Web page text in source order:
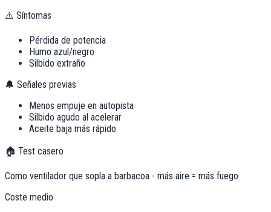
⚠️ Síntomas
Pérdida de potencia
Humo azul/negro
Silbido extraño
🔔 Señales previas
Menos empuje en autopista
Silbido agudo al acelerar
Aceite baja más rápido
🏠 Test casero
Como ventilador que sopla a barbacoa - más aire = más fuego
Coste medio